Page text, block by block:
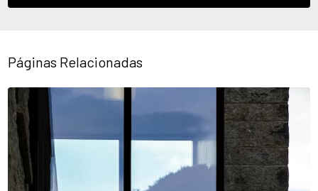
Páginas Relacionadas